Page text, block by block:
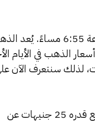
يبحث الكثيرون عن سعر الذهب اليوم في مصر بتاريخ الجمعة 7 نوفمبر الساعة 6:55
الذهب في الأيام
لذلك سنتعرف الآن
تراجع سعر عيار 24 ليسجل 6120 جنيهًا للبيع و6065 جنيهًا للشراء، بتراجع قدره 25 جنيهات عن